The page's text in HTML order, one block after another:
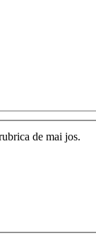
de mai jos.